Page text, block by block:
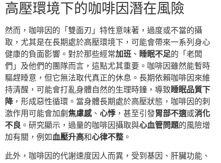
高壓環境下的咖啡因潛在風險
然而，咖啡因的「雙面刃」特性意味著，過度或不當的攝
取，尤其是在長期處於高壓環境下，可能會帶來一系列身心
健康的負面影響。對於那些經常加班 、 睡眠不足的「老闆
們」及他們的團隊而言，這點尤其重要。咖啡因雖然能暫時
驅趕睡意，但它無法取代真正的休息。長期依賴咖啡因來維
持清醒，可能會打亂身體自然的生理時鐘，導致睡眠品質下
降，形成惡性循環。當身體長期處於高壓狀態，咖啡因的刺
激作用可能會加劇 焦慮感、 心悸 ，甚至引發胃部不適或消化
不良 。研究顯示，過量的咖啡因攝取與心血管問題的風險增
加有關，例如 血壓升高和心律不整 。
此外，咖啡因的代謝速度因人而異，受到基因、肝臟功能、